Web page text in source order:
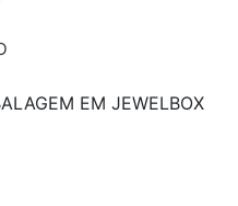
EM JEWELBOX